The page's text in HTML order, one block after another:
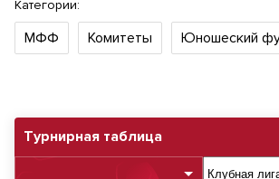
Турнирная таблица
Категории:
МФФ Комитеты Юношеский